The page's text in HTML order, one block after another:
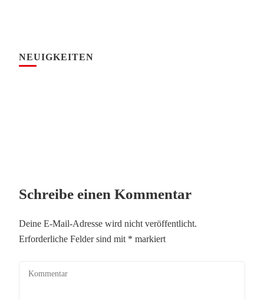
NEUIGKEITEN
Schreibe einen Kommentar
Deine E-Mail-Adresse wird nicht veröffentlicht.
Erforderliche Felder sind mit * markiert